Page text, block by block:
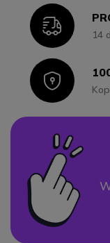
Icon14
Icon